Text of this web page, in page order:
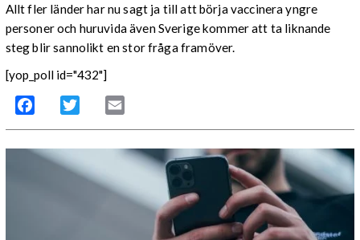
Allt fler länder har nu sagt ja till att börja vaccinera yngre
personer och huruvida även Sverige kommer att ta liknande
steg blir sannolikt en stor fråga framöver.
[yop_poll id="432"]
Facebook Twitter